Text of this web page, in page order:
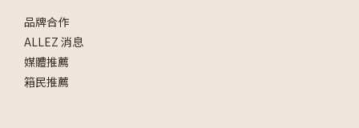
品牌合作
ALLEZ 消息
媒體推薦
箱民推薦